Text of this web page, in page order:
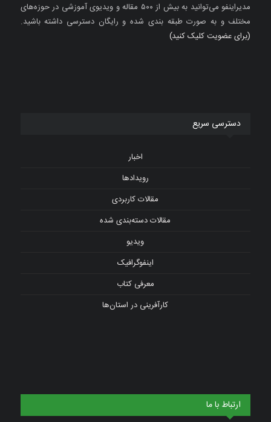
مدیراینفو می‌توانید به بیش از ۵۰۰ مقاله و ویدیوی آموزشی در حوزه‌های
مختلف و به صورت طبقه بندی شده و رایگان دسترسی داشته باشید.
(برای عضویت کلیک کنید)
دسترسی سریع
اخبار
رویدادها
مقالات کاربردی
مقالات دسته‌بندی شده
ویدیو
اینفوگرافیک
معرفی کتاب
کارآفرینی در استان‌ها
ارتباط با ما